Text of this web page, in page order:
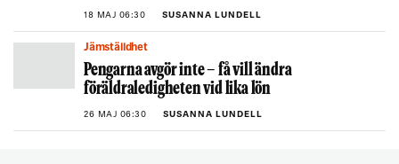
18 MAJ 06:30 SUSANNA LUNDELL
Jämställdhet
Pengarna avgör inte – få vill ändra
föräldraledigheten vid lika lön
26 MAJ 06:30 SUSANNA LUNDELL